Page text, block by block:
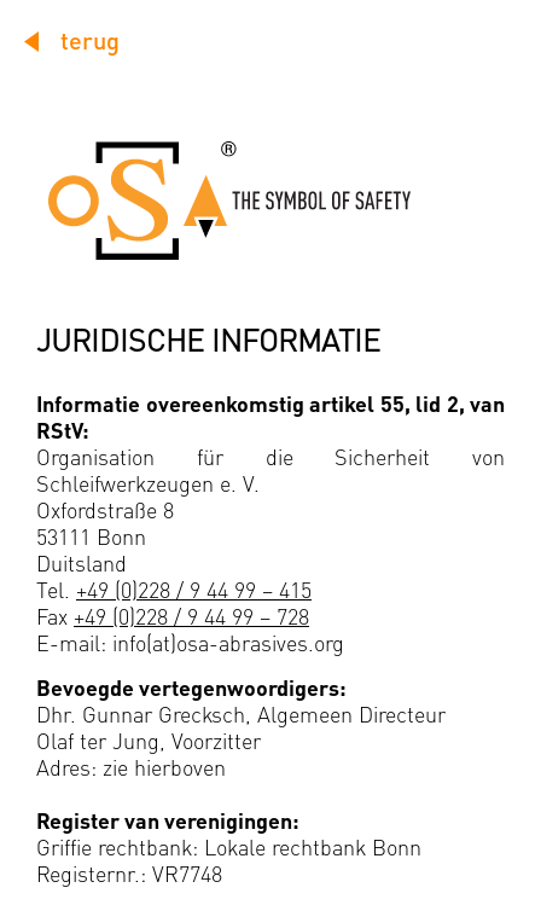
terug
JURIDISCHE INFORMATIE
Informatie overeenkomstig artikel 55, lid 2, van
RStV:
Organisation für die Sicherheit von
Schleifwerkzeugen e. V.
Oxfordstraße 8
53111 Bonn
Duitsland
Tel. +49 (0)228 / 9 44 99 – 415
Fax +49 (0)228 / 9 44 99 – 728
E-mail: info(at)osa-abrasives.org
Bevoegde vertegenwoordigers:
Dhr. Gunnar Grecksch, Algemeen Directeur
Olaf ter Jung, Voorzitter
Adres: zie hierboven
Register van verenigingen:
Griffie rechtbank: Lokale rechtbank Bonn
Registernr.: VR7748